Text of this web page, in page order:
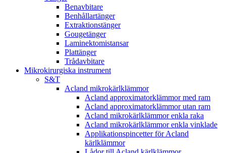
Benavbitare
Benhållartänger
Extraktionstänger
Gougetänger
Laminektomistansar
Plattänger
Trådavbitare
Mikrokirurgiska instrument
S&T
Acland mikrokärlklämmor
Acland approximatorklämmor med ram
Acland approximatorklämmor utan ram
Acland mikrokärlklämmor enkla raka
Acland mikrokärlklämmor enkla vinklade
Applikationspincetter för Acland
kärlklämmor